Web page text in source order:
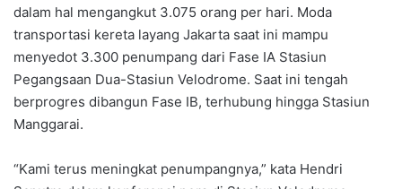
dalam hal mengangkut 3.075 orang per hari. Moda
transportasi kereta layang Jakarta saat ini mampu
menyedot 3.300 penumpang dari Fase IA Stasiun
Pegangsaan Dua-Stasiun Velodrome. Saat ini tengah
berprogres dibangun Fase IB, terhubung hingga Stasiun
Manggarai.
“Kami terus meningkat penumpangnya,” kata Hendri